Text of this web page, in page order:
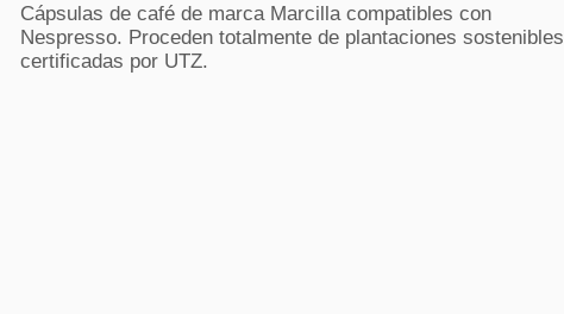
Cápsulas de café de marca Marcilla compatibles con
Nespresso. Proceden totalmente de plantaciones sostenibles
certificadas por UTZ.